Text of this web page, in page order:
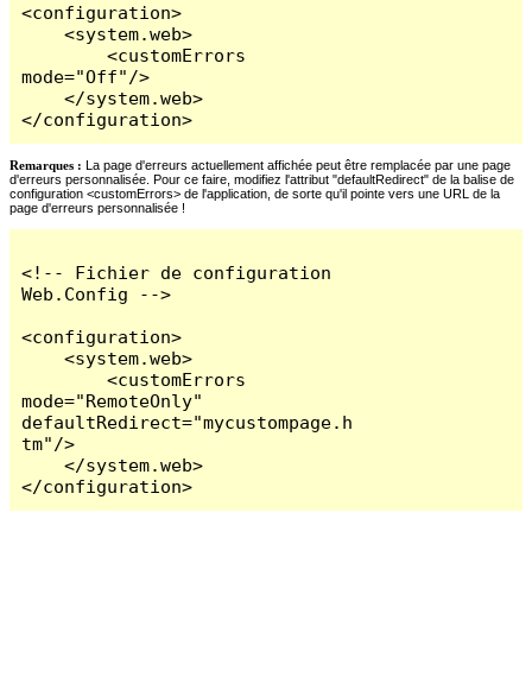
<configuration>
    <system.web>
        <customErrors
mode="Off"/>
    </system.web>
</configuration>
Remarques : La page d'erreurs actuellement affichée peut être remplacée par une page
d'erreurs personnalisée. Pour ce faire, modifiez l'attribut "defaultRedirect" de la balise de
configuration <customErrors> de l'application, de sorte qu'il pointe vers une URL de la
page d'erreurs personnalisée !
<!-- Fichier de configuration
Web.Config -->
<configuration>
    <system.web>
        <customErrors
mode="RemoteOnly"
defaultRedirect="mycustompage.h
tm"/>
    </system.web>
</configuration>